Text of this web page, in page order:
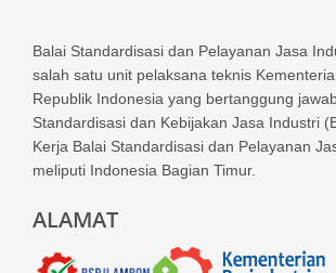
Balai Standardisasi dan Pelayanan Jasa
salah satu unit pelaksana teknis
Republik Indonesia yang bertanggung
Standardisasi dan Kebijakan Jasa Industri
Kerja Balai Standardisasi dan Pelayanan
meliputi Indonesia Bagian Timur.
ALAMAT